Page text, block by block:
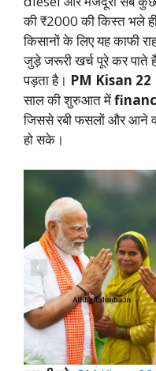
की ₹2000 की किस्त भले
किसानों के लिए यह काफी
जुड़े जरूरी खर्च पूरे कर पाते
पड़ता है। PM Kisan
साल की शुरुआत में
जिससे रबी फसलों और आने
हो सके।